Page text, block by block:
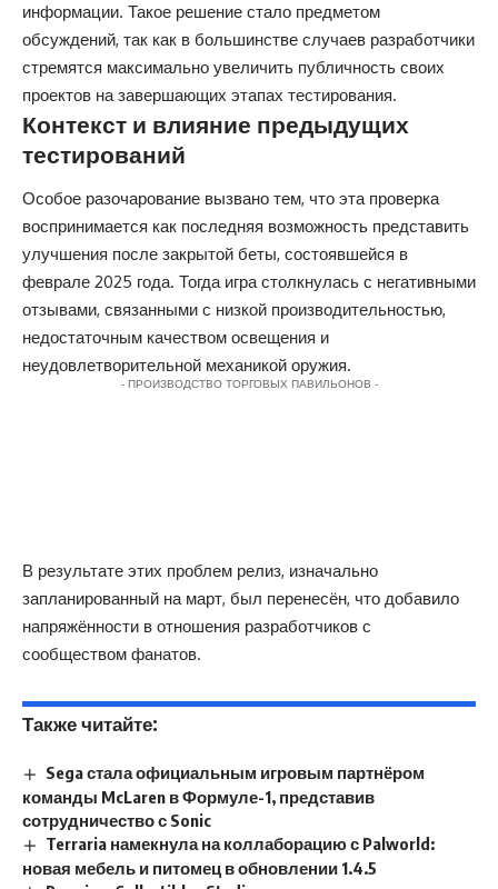
информации. Такое решение стало предметом
обсуждений, так как в большинстве случаев разработчики
стремятся максимально увеличить публичность своих
проектов на завершающих этапах тестирования.
Контекст и влияние предыдущих
тестирований
Особое разочарование вызвано тем, что эта проверка
воспринимается как последняя возможность представить
улучшения после закрытой беты, состоявшейся в
феврале 2025 года. Тогда игра столкнулась с негативными
отзывами, связанными с низкой производительностью,
недостаточным качеством освещения и
неудовлетворительной механикой оружия.
- ПРОИЗВОДСТВО ТОРГОВЫХ ПАВИЛЬОНОВ -
В результате этих проблем релиз, изначально
запланированный на март, был перенесён, что добавило
напряжённости в отношения разработчиков с
сообществом фанатов.
Также читайте:
Sega стала официальным игровым партнёром
команды McLaren в Формуле-1, представив
сотрудничество с Sonic
Terraria намекнула на коллаборацию с Palworld:
новая мебель и питомец в обновлении 1.4.5